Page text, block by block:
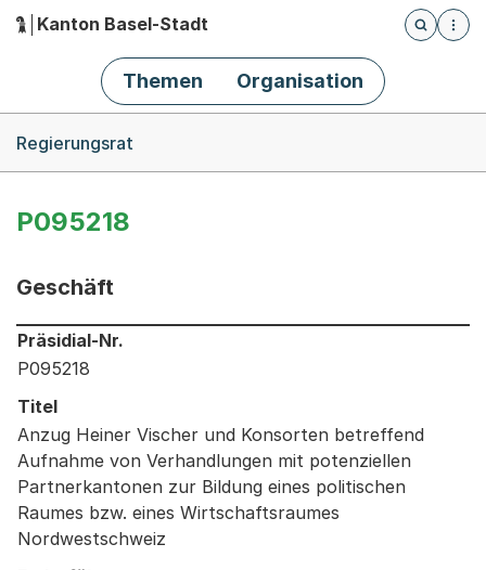
Hauptnavigation
Kanton Basel-Stadt
Öffnet
Themen Organisation
Regierungsrat
P095218
Geschäft
Informationen zum Ausgewählten Geschäft
Präsidial-Nr.
P095218
Titel
Anzug Heiner Vischer und Konsorten betreffend
Aufnahme von Verhandlungen mit potenziellen
Partnerkantonen zur Bildung eines politischen
Raumes bzw. eines Wirtschaftsraumes
Nordwestschweiz